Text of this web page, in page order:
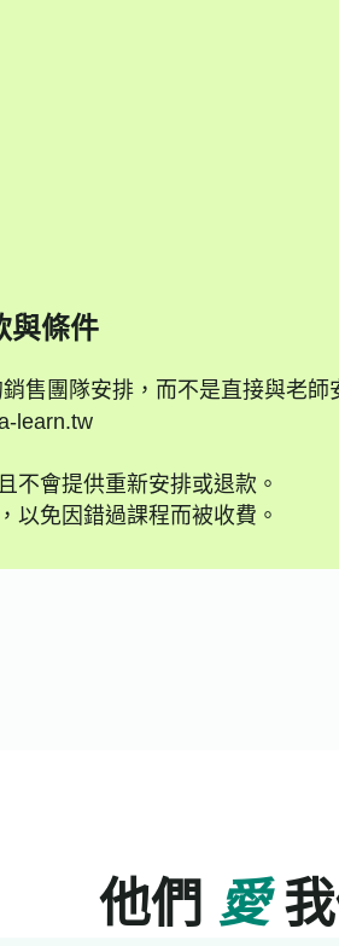
與條件
售團隊安排，而不是直接與老師
learn.tw
不會提供重新安排或退款。
以免因錯過課程而被收費。
他們 愛我